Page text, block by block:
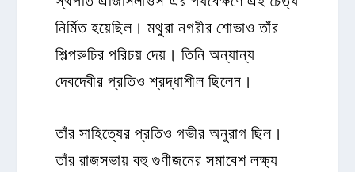
নির্মিত হয়েছিল। মথুরা নগরীর শোভাও তাঁর
শিল্পরুচির পরিচয় দেয়। তিনি অন্যান্য
দেবদেবীর প্রতিও শ্রদ্ধাশীল ছিলেন।
তাঁর সাহিত্যের প্রতিও গভীর অনুরাগ ছিল।
তাঁর রাজসভায় বহু গুণীজনের সমাবেশ লক্ষ্য